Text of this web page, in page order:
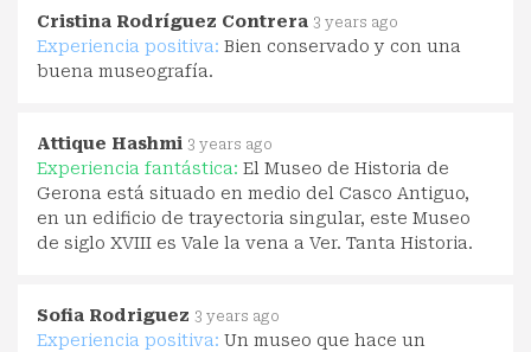
Cristina Rodríguez Contrera 3 years ago
Experiencia positiva: Bien conservado y con una
buena museografía.
Attique Hashmi 3 years ago
Experiencia fantástica: El Museo de Historia de
Gerona está situado en medio del Casco Antiguo,
en un edificio de trayectoria singular, este Museo
de siglo XVIII es Vale la vena a Ver. Tanta Historia.
Sofia Rodriguez 3 years ago
Experiencia positiva: Un museo que hace un